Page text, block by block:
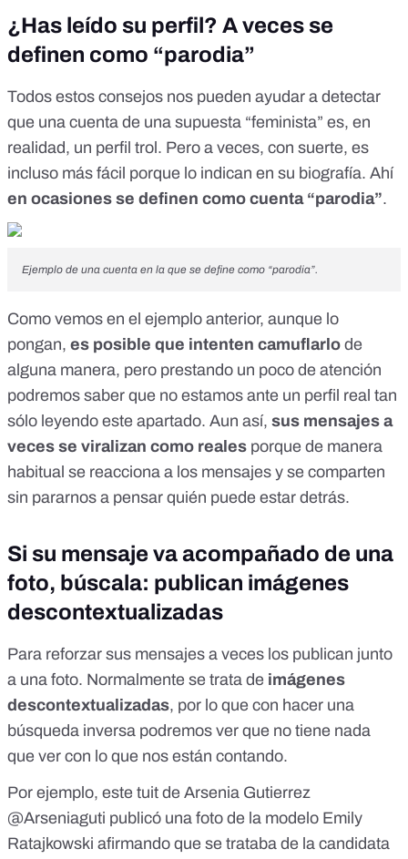
¿Has leído su perfil? A veces se
definen como “parodia”
Todos estos consejos nos pueden ayudar a detectar
que una cuenta de una supuesta “feminista” es, en
realidad, un perfil trol. Pero a veces, con suerte, es
incluso más fácil porque lo indican en su biografía. Ahí
en ocasiones se definen como cuenta “parodia”.
Ejemplo de una cuenta en la que se define como “parodia”.
Como vemos en el ejemplo anterior, aunque lo
pongan, es posible que intenten camuflarlo de
alguna manera, pero prestando un poco de atención
podremos saber que no estamos ante un perfil real tan
sólo leyendo este apartado. Aun así, sus mensajes a
veces se viralizan como reales porque de manera
habitual se reacciona a los mensajes y se comparten
sin pararnos a pensar quién puede estar detrás.
Si su mensaje va acompañado de una
foto, búscala: publican imágenes
descontextualizadas
Para reforzar sus mensajes a veces los publican junto
a una foto. Normalmente se trata de imágenes
descontextualizadas, por lo que con hacer una
búsqueda inversa podremos ver que no tiene nada
que ver con lo que nos están contando.
Por ejemplo, este tuit de Arsenia Gutierrez
@Arseniaguti publicó una foto de la modelo Emily
Ratajkowski afirmando que se trataba de la candidata